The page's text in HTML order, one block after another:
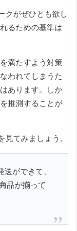
クがぜひとも欲し
るための基準は
満たすよう対策
われてしまうた
あります。しか
推測することが
てみましょう。
送ができて、
品が揃って